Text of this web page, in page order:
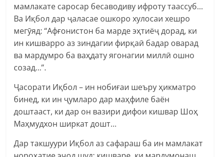
мамлакате саросар бесаводиву ифроту таассуб…
Ва Иқбол дар ҷаласае ошкоро хулосаи хешро
мегӯяд: “Афғонистон ба марде эҳтиёҷ дорад, ки
ин кишварро аз зиндагии фирқаӣ бадар оварад
ва мардумро ба ваҳдату ягонагии миллӣ ошно
созад…”.
Ҷасорати Иқбол – ин нобиғаи шеъру ҳикматро
бинед, ки ин ҷумларо дар маҳфиле баён
доштааст, ки дар он вазири дифои кишвар Шоҳ
Маҳмудхон ширкат дошт…
Дар такшуури Иқбол аз сафараш ба ин мамлакат